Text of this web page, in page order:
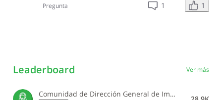
Pregunta 1 1
Leaderboard Ver más
Comunidad de Dirección General de Impuestos Internos